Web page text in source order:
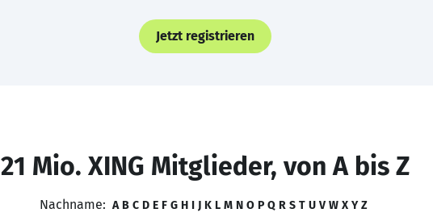
Jetzt registrieren
21 Mio. XING Mitglieder, von A bis Z
Nachname: A B C D E F G H I J K L M N O P Q R S T U V W X Y Z